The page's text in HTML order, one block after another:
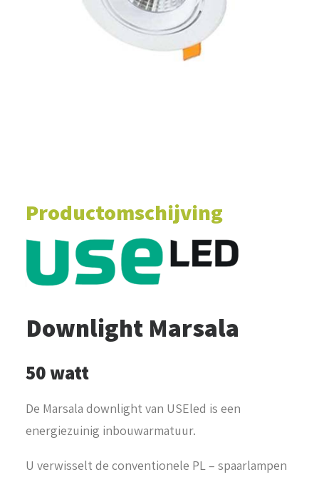
Productomschijving
Downlight Marsala
50 watt
De Marsala downlight van USEled is een
energiezuinig inbouwarmatuur.
U verwisselt de conventionele PL – spaarlampen